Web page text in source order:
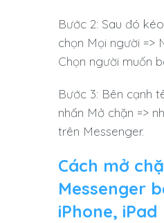
Bước 2: Sau đó
chọn Mọi người =>
Chọn người muốn
Bước 3: Bên cạnh
nhấn Mở chặn =>
trên Messenger.
Cách mở
Messenger
iPhone, iPad